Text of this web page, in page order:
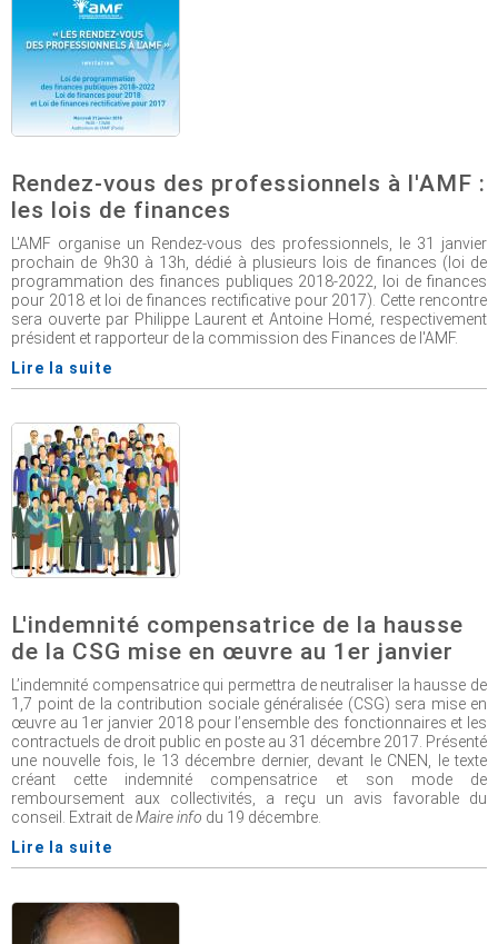
Rendez-vous des professionnels à l'AMF :
les lois de finances
L'AMF organise un Rendez-vous des professionnels, le 31 janvier
prochain de 9h30 à 13h, dédié à plusieurs lois de finances (loi de
programmation des finances publiques 2018-2022, loi de finances
pour 2018 et loi de finances rectificative pour 2017). Cette rencontre
sera ouverte par Philippe Laurent et Antoine Homé, respectivement
président et rapporteur de la commission des Finances de l'AMF.
Lire la suite
L'indemnité compensatrice de la hausse
de la CSG mise en œuvre au 1er janvier
L’indemnité compensatrice qui permettra de neutraliser la hausse de
1,7 point de la contribution sociale généralisée (CSG) sera mise en
œuvre au 1er janvier 2018 pour l’ensemble des fonctionnaires et les
contractuels de droit public en poste au 31 décembre 2017. Présenté
une nouvelle fois, le 13 décembre dernier, devant le CNEN, le texte
créant cette indemnité compensatrice et son mode de
remboursement aux collectivités, a reçu un avis favorable du
conseil. Extrait deMaire info du 19 décembre.
Lire la suite